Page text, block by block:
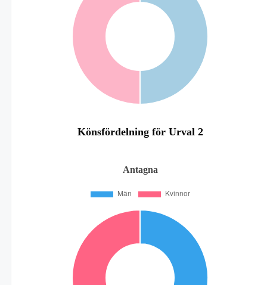
Könsfördelning för Urval 2
Antagna